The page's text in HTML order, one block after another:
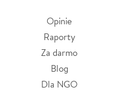
Opinie
Raporty
Za darmo
Blog
Dla NGO